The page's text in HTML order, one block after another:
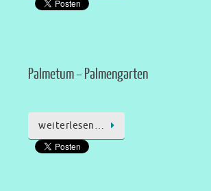
Palmetum – Palmengarten
weiterlesen…